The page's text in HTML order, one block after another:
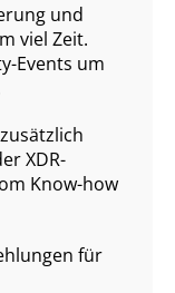
und
viel Zeit.
Events um
XDR-
Know-how
für